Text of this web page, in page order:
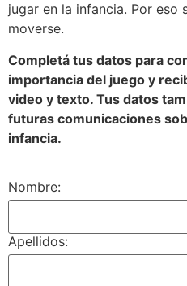
jugar en la infancia. Por eso
moverse.
Completá tus datos para
importancia del juego y
video y texto. Tus datos
futuras comunicaciones
infancia.
Nombre:
Apellidos: